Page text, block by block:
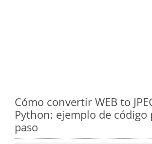
Cómo convertir WEB to
Python: ejemplo de código
paso